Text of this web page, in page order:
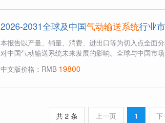
2026-2031全球及中国气动输送系统行业
本报告以产量、销量、消费、进出口等为切入点全面
对中国气动输送系统未来发展的影响。全球与中国市
中文版价格：RMB 19800
共 2 条 上一页 1 下